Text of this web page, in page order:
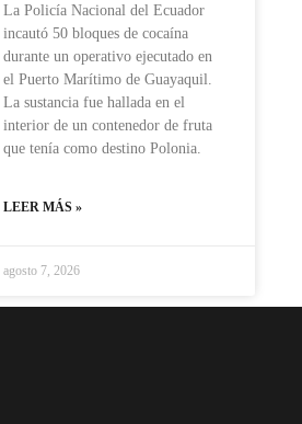
La Policía Nacional del Ecuador
incautó 50 bloques de cocaína
durante un operativo ejecutado en
el Puerto Marítimo de Guayaquil.
La sustancia fue hallada en el
interior de un contenedor de fruta
que tenía como destino Polonia.
LEER MÁS »
agosto 7, 2026